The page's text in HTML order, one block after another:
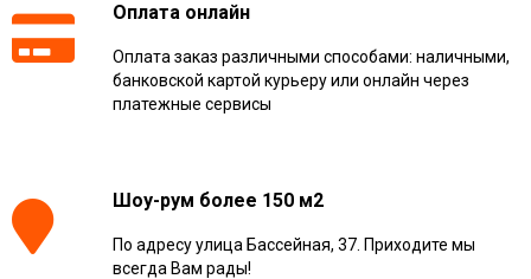
Оплата онлайн
Оплата заказ различными способами: наличными,
банковской картой курьеру или онлайн через
платежные сервисы
Шоу-рум более 150 м2
По адресу улица Бассейная, 37. Приходите мы
всегда Вам рады!